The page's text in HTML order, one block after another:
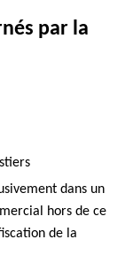
par la
dans un
hors de ce
de la